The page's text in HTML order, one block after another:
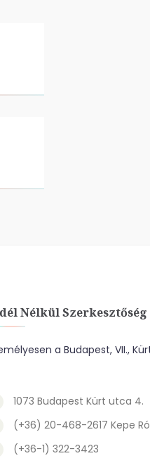
Nélkül Szerkesztőség
a Budapest, VII.,
1073 Budapest Kürt utca 4.
(+36) 20-468-2617 Kepe
(+36-1) 322-3423